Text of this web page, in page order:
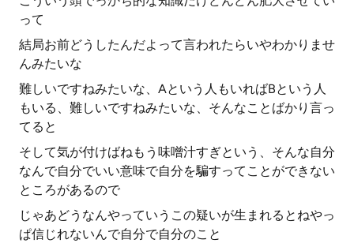
って
結局お前どうしたんだよって言われたらいやわかりませ
んみたいな
難しいですねみたいな、Aという人もいればBという人
もいる、難しいですねみたいな、そんなことばかり言っ
てると
そして気が付けばねもう味噌汁すぎという、そんな自分
なんで自分でいい意味で自分を騙すってことができない
ところがあるので
じゃあどうなんやっていうこの疑いが生まれるとねやっ
ぱ信じれないんで自分で自分のこと